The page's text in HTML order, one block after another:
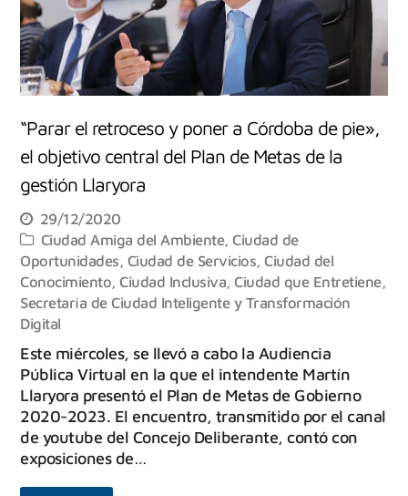
“Parar el retroceso y poner a Córdoba de pie»,
el objetivo central del Plan de Metas de la
gestión Llaryora
29/12/2020
Ciudad Amiga del Ambiente,Ciudad de
Oportunidades, Ciudad de Servicios,Ciudad del
Conocimiento,Ciudad Inclusiva,Ciudad que Entretiene,
Secretaría de Ciudad Inteligente y Transformación
Digital
Este miércoles, se llevó a cabo la Audiencia
Pública Virtual en la que el intendente Martín
Llaryora presentó el Plan de Metas de Gobierno
2020-2023. El encuentro, transmitido por el canal
de youtube del Concejo Deliberante, contó con
exposiciones de…